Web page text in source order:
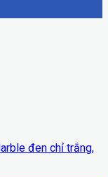
đen chỉ trắng,